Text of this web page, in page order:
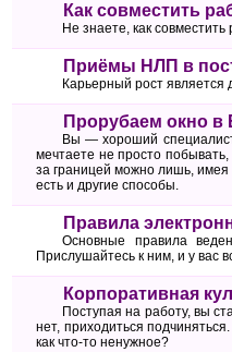
Как совместить
Не знаете, как
Приёмы НЛП в
Карьерный рост
Прорубаем окно в
Вы — хороший
мечтаете не просто
за границей можно лишь, имея
есть и другие способы.
Правила
Основные правила
Прислушайтесь к ним, и у вас
Корпоративная
Поступая на работу, вы
нет, приходиться
как что-то ненужное?